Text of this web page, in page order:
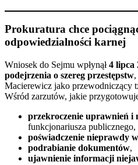
Prokuratura chce
odpowiedzialności karnej
Wniosek do Sejmu wpłynął4 lipca
podejrzenia o szereg przestępstw
Macierewicz jako przewodniczący
Wśród zarzutów, jakie
przekroczenie uprawnień i
funkcjonariusza publicznego,
poświadczenie nieprawdy
podrabianie dokumentów,
ujawnienie informacji